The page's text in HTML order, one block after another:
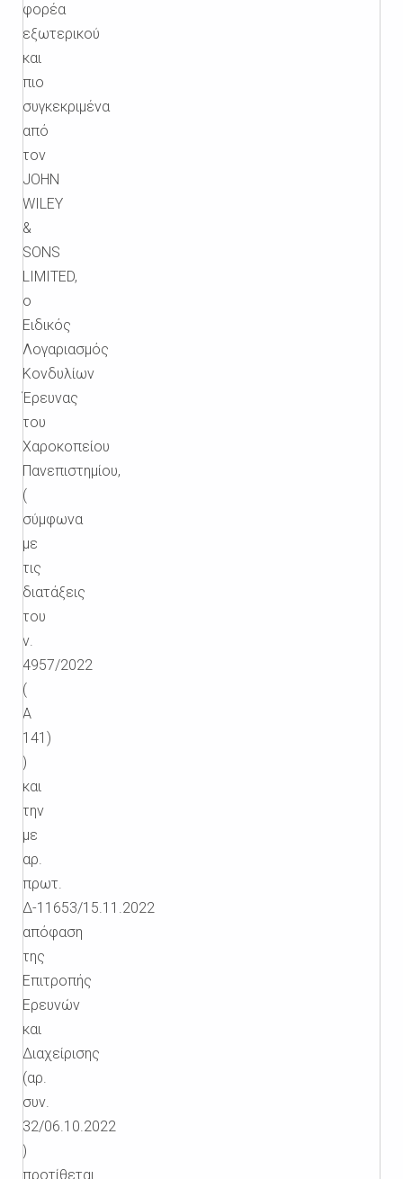
φορέα
εξωτερικού
και
πιο
συγκεκριμένα
από
τον
JOHN
WILEY
&
SONS
LIMITED,
ο
Ειδικός
Λογαριασμός
Κονδυλίων
Έρευνας
του
Χαροκοπείου
Πανεπιστημίου,
(
σύμφωνα
με
τις
διατάξεις
του
ν.
4957/2022
(
Α
141)
)
και
την
με
αρ.
πρωτ.
Δ-11653/15.11.2022
απόφαση
της
Επιτροπής
Ερευνών
και
Διαχείρισης
(αρ.
συν.
32/06.10.2022
)
προτίθεται